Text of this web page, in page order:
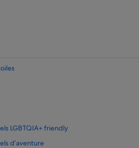
LGBTQIA+ friendly
d’aventure